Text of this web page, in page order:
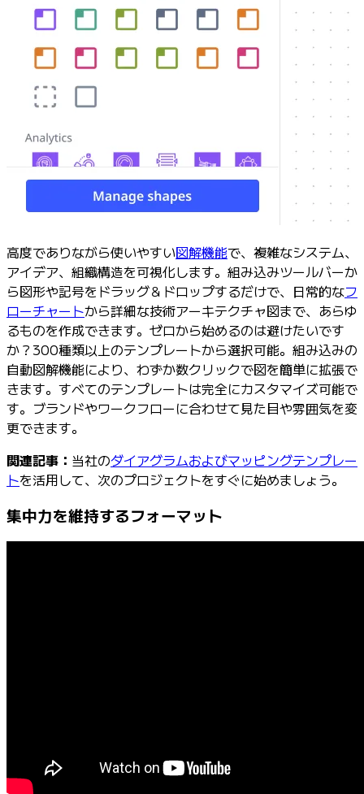
高度でありながら使いやすい図解機能で、複雑なシステム、
アイデア、組織構造を可視化します。組み込みツールバーか
ら図形や記号をドラッグ＆ドロップするだけで、日常的なフ
ローチャートから詳細な技術アーキテクチャ図まで、あらゆ
るものを作成できます。ゼロから始めるのは避けたいです
か？300種類以上のテンプレートから選択可能。組み込みの
自動図解機能により、わずか数クリックで図を簡単に拡張で
きます。すべてのテンプレートは完全にカスタマイズ可能で
す。ブランドやワークフローに合わせて見た目や雰囲気を変
更できます。
関連記事： 当社のダイアグラムおよびマッピングテンプレー
トを活用して、次のプロジェクトをすぐに始めましょう。
集中力を維持するフォーマット